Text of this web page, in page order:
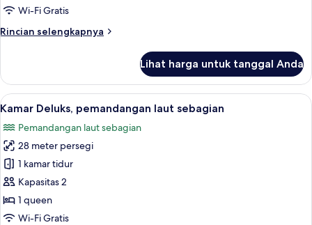
Wi-Fi Gratis
Rincian selengkapnya
Rincian
Kamar
Standar
Lihat harga untuk tanggal Anda
Lihat
semua
foto
untuk
Kamar
Deluks,
pemandangan
laut
Kamar Deluks, pemandangan laut
10
Kamar Deluks, pemandangan laut sebagian
Pemandangan laut sebagian
28 meter persegi
1 kamar tidur
Kapasitas 2
1 queen
Wi-Fi Gratis